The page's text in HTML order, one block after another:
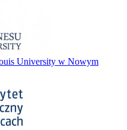
University w Nowym